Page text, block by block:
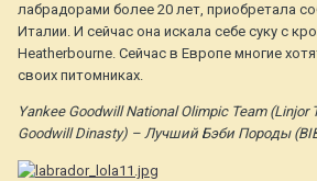
лабрадорами более 20 лет, приобретала
Италии. И сейчас она искала себе суку с
Heatherbourne. Сейчас в Европе многие
своих питомниках.
Yankee Goodwill National Olimpic Team (Linjor
Goodwill Dinasty) – Лучший Бэби Породы